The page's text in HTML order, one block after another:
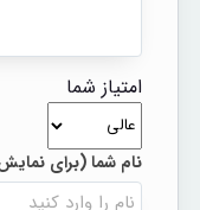
امتیاز شما